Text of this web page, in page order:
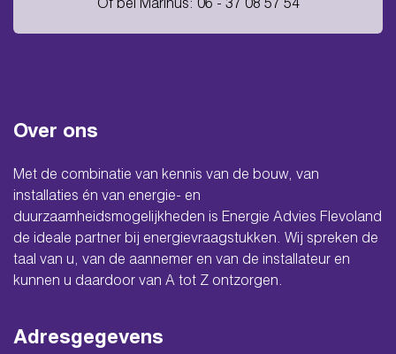
Of bel Marinus: 06 - 37 08 57 54
Over ons
Met de combinatie van kennis van de bouw, van
installaties én van energie- en
duurzaamheidsmogelijkheden is Energie Advies Flevoland
de ideale partner bij energievraagstukken. Wij spreken de
taal van u, van de aannemer en van de installateur en
kunnen u daardoor van A tot Z ontzorgen.
Adresgegevens